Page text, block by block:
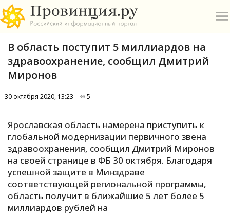
А
Б
В
П
В область поступит 5 миллиардов на
здравоохранение, сообщил Дмитрий
Миронов
30 октября 2020, 13:23 5
Ярославская область намерена приступить к
глобальной модернизации первичного звена
здравоохранения, сообщил Дмитрий Миронов
на своей странице в ФБ 30 октября. Благодаря
успешной защите в Минздраве
соответствующей региональной программы,
область получит в ближайшие 5 лет более 5
миллиардов рублей на